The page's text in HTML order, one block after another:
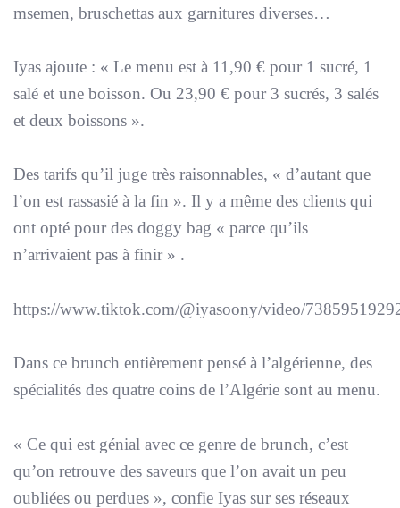
msemen, bruschettas aux garnitures diverses…
Iyas ajoute : « Le menu est à 11,90 € pour 1 sucré, 1
salé et une boisson. Ou 23,90 € pour 3 sucrés, 3 salés
et deux boissons ».
Des tarifs qu’il juge très raisonnables, « d’autant que
l’on est rassasié à la fin ». Il y a même des clients qui
ont opté pour des doggy bag « parce qu’ils
n’arrivaient pas à finir » .
https://www.tiktok.com/@iyasoony/video/
Dans ce brunch entièrement pensé à l’algérienne, des
spécialités des quatre coins de l’Algérie sont au menu.
« Ce qui est génial avec ce genre de brunch, c’est
qu’on retrouve des saveurs que l’on avait un peu
oubliées ou perdues », confie Iyas sur ses réseaux